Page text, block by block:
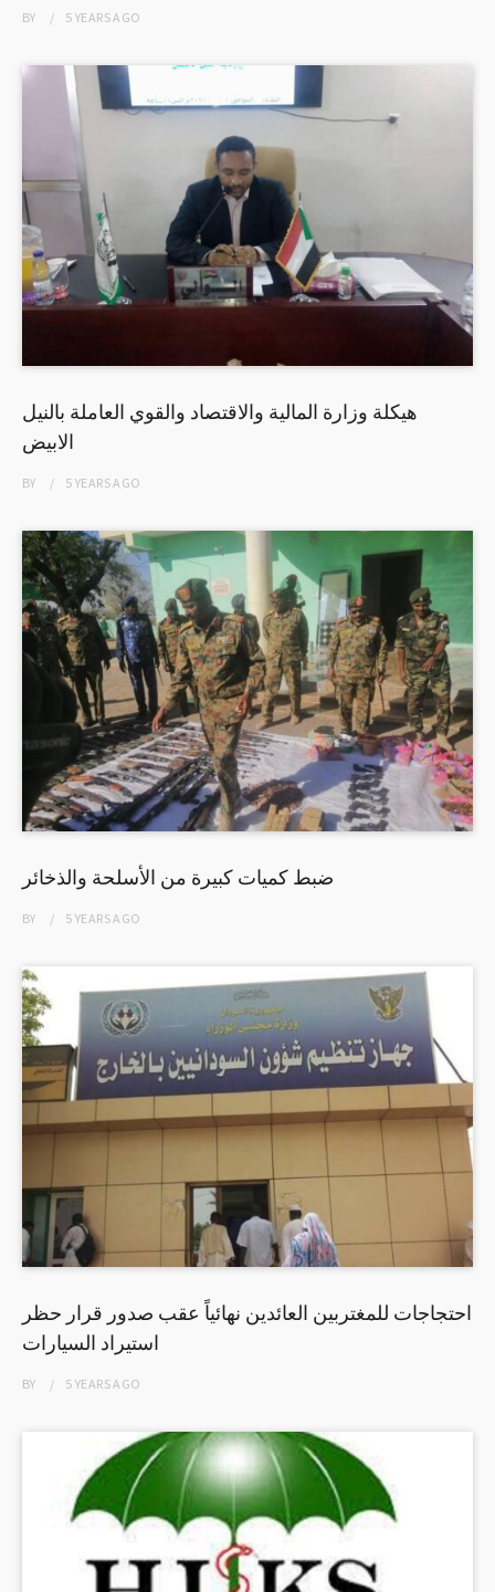
BY 5 YEARSAGO
هيكلة وزارة المالية والاقتصاد والقوي العاملة بالنيل
الابيض
BY 5 YEARSAGO
ضبط كميات كبيرة من الأسلحة والذخائر
BY 5 YEARSAGO
احتجاجات للمغتربين العائدين نهائياً عقب صدور قرار حظر
استيراد السيارات
BY 5 YEARSAGO